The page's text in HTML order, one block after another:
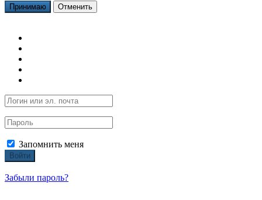
Принимаю Отменить
Запомнить меня
Войти
Забыли пароль?